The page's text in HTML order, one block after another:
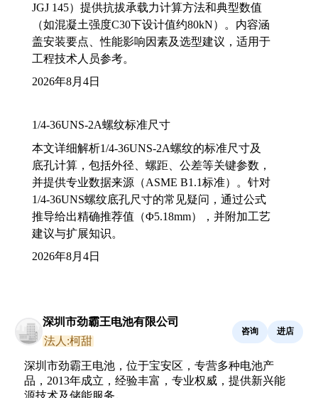
JGJ 145）提供抗拔承载力计算方法和典型数值
（如混凝土强度C30下设计值约80kN）。内容涵
盖安装要点、性能影响因素及选型建议，适用于
工程技术人员参考。
2026年8月4日
1/4-36UNS-2A螺纹标准尺寸
本文详细解析1/4-36UNS-2A螺纹的标准尺寸及
底孔计算，包括外径、螺距、公差等关键参数，
并提供专业数据来源（ASME B1.1标准）。针对
1/4-36UNS螺纹底孔尺寸的常见疑问，通过公式
推导给出精确推荐值（Φ5.18mm），并附加工艺
建议与扩展知识。
2026年8月4日
深圳市劲霸王电池有限公司
法人:柯甜
咨询 进店
深圳市劲霸王电池，位于宝安区，专营多种电池产
品，2013年成立，经验丰富，专业权威，提供新兴能
源技术及储能服务。